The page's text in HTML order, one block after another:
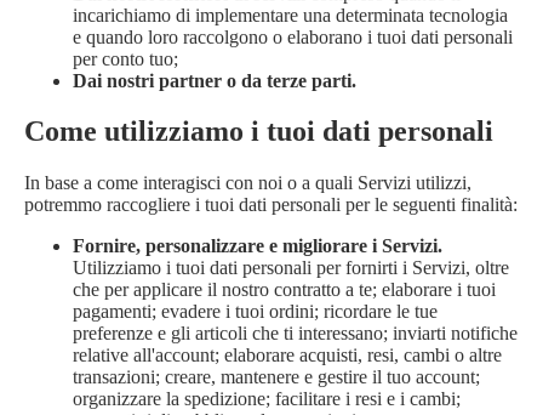
incarichiamo di implementare una determinata tecnologia
e quando loro raccolgono o elaborano i tuoi dati personali
per conto tuo;
Dai nostri partner o da terze parti.
Come utilizziamo i tuoi dati personali
In base a come interagisci con noi o a quali Servizi utilizzi,
potremmo raccogliere i tuoi dati personali per le seguenti finalità:
Fornire, personalizzare e migliorare i Servizi.
Utilizziamo i tuoi dati personali per fornirti i Servizi, oltre
che per applicare il nostro contratto a te; elaborare i tuoi
pagamenti; evadere i tuoi ordini; ricordare le tue
preferenze e gli articoli che ti interessano; inviarti notifiche
relative all'account; elaborare acquisti, resi, cambi o altre
transazioni; creare, mantenere e gestire il tuo account;
organizzare la spedizione; facilitare i resi e i cambi;